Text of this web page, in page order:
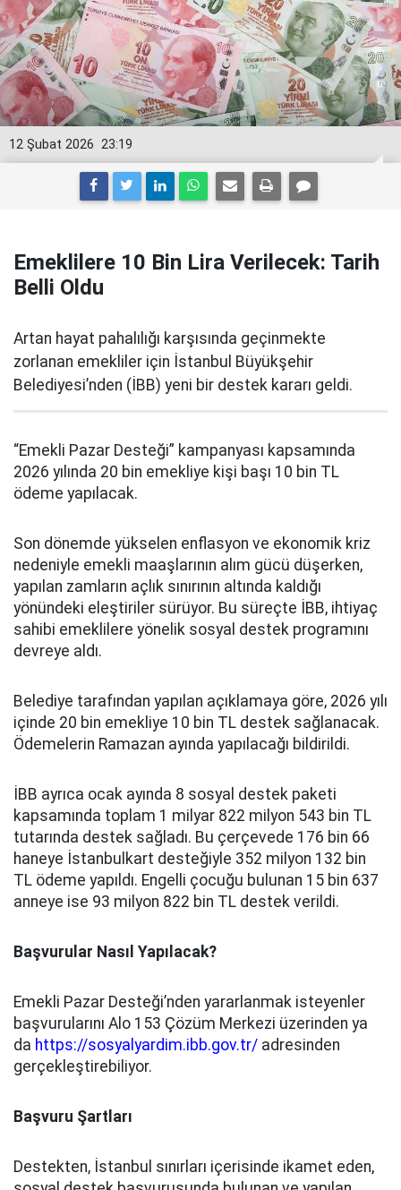
23:19
12 Şubat 2026
Emeklilere 10 Bin Lira Verilecek: Tarih
Belli Oldu
Artan hayat pahalılığı karşısında geçinmekte
zorlanan emekliler için İstanbul Büyükşehir
Belediyesi’nden (İBB) yeni bir destek kararı geldi.
“Emekli Pazar Desteği” kampanyası kapsamında
2026 yılında 20 bin emekliye kişi başı 10 bin TL
ödeme yapılacak.
Son dönemde yükselen enflasyon ve ekonomik kriz
nedeniyle emekli maaşlarının alım gücü düşerken,
yapılan zamların açlık sınırının altında kaldığı
yönündeki eleştiriler sürüyor. Bu süreçte İBB, ihtiyaç
sahibi emeklilere yönelik sosyal destek programını
devreye aldı.
Belediye tarafından yapılan açıklamaya göre, 2026 yılı
içinde 20 bin emekliye 10 bin TL destek sağlanacak.
Ödemelerin Ramazan ayında yapılacağı bildirildi.
İBB ayrıca ocak ayında 8 sosyal destek paketi
kapsamında toplam 1 milyar 822 milyon 543 bin TL
tutarında destek sağladı. Bu çerçevede 176 bin 66
haneye İstanbulkart desteğiyle 352 milyon 132 bin
TL ödeme yapıldı. Engelli çocuğu bulunan 15 bin 637
anneye ise 93 milyon 822 bin TL destek verildi.
Başvurular Nasıl Yapılacak?
Emekli Pazar Desteği’nden yararlanmak isteyenler
başvurularını Alo 153 Çözüm Merkezi üzerinden ya
da https://sosyalyardim.ibb.gov.tr/ adresinden
gerçekleştirebiliyor.
Başvuru Şartları
Destekten, İstanbul sınırları içerisinde ikamet eden,